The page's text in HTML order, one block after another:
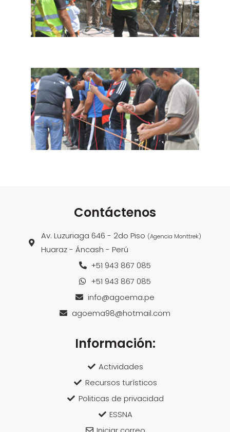
Contáctenos
Av. Luzuriaga 646 - 2do Piso (Agencia Monttrek)
Huaraz - Áncash - Perú
+51 943 867 085
+51 943 867 085
info@agoema.pe
agoema98@hotmail.com
Información:
Actividades
Recursos turísticos
Politicas de privacidad
ESSNA